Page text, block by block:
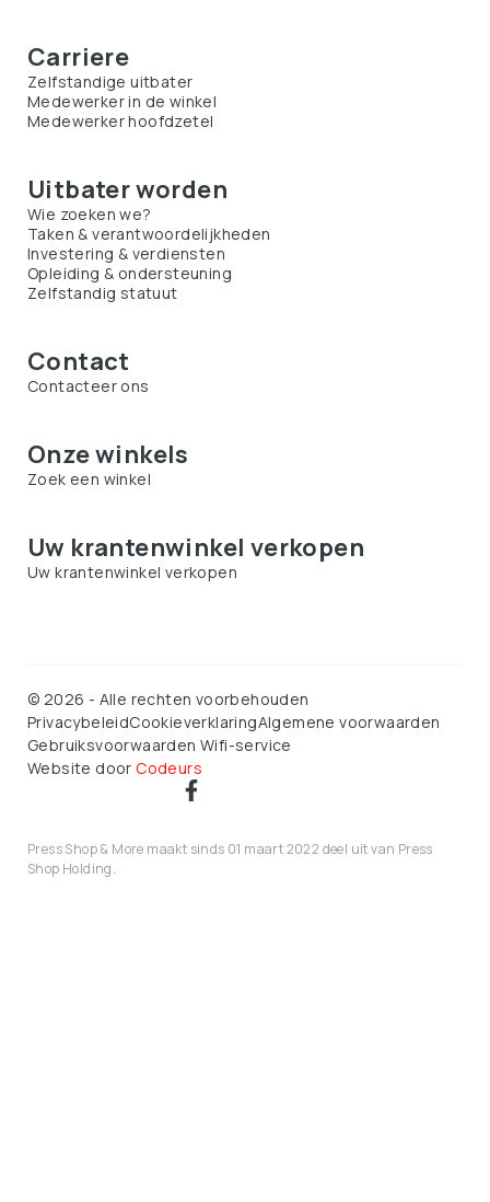
Carriere
Zelfstandige uitbater
Medewerker in de winkel
Medewerker hoofdzetel
Uitbater worden
Wie zoeken we?
Taken & verantwoordelijkheden
Investering & verdiensten
Opleiding & ondersteuning
Zelfstandig statuut
Contact
Contacteer ons
Onze winkels
Zoek een winkel
Uw krantenwinkel verkopen
Uw krantenwinkel verkopen
© 2026 - Alle rechten voorbehouden
PrivacybeleidCookieverklaringAlgemene voorwaarden
Gebruiksvoorwaarden Wifi-service
Website door Codeurs
Press Shop & More maakt sinds 01 maart 2022 deel uit van Press
Shop Holding.